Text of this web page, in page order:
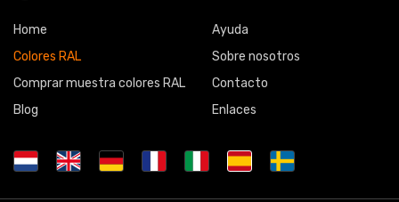
Home
Colores RAL
Comprar muestra colores RAL
Blog
Ayuda
Sobre nosotros
Contacto
Enlaces